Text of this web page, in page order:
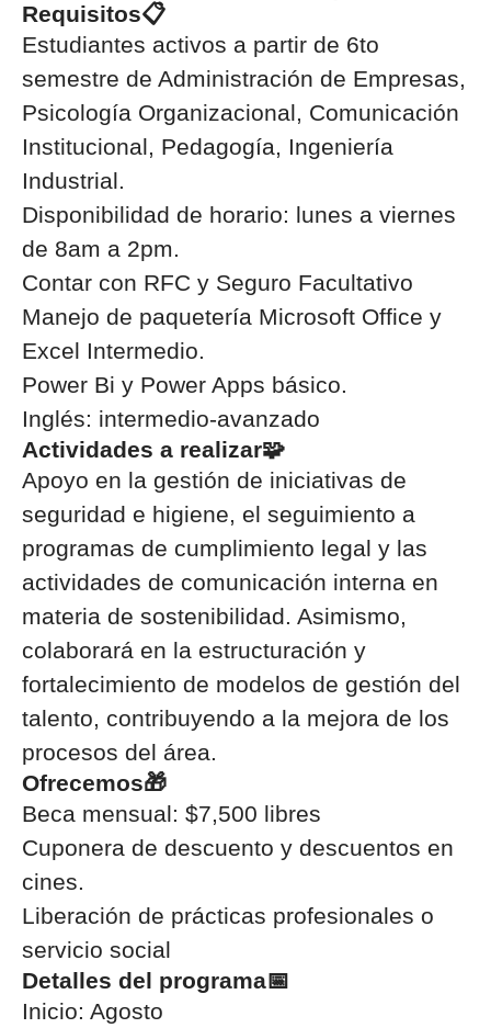
Requisitos📋
Estudiantes activos a partir de 6to
semestre de Administración de Empresas,
Psicología Organizacional, Comunicación
Institucional, Pedagogía, Ingeniería
Industrial.
Disponibilidad de horario: lunes a viernes
de 8am a 2pm.
Contar con RFC y Seguro Facultativo
Manejo de paquetería Microsoft Office y
Excel Intermedio.
Power Bi y Power Apps básico.
Inglés: intermedio-avanzado
Actividades a realizar🧩
Apoyo en la gestión de iniciativas de
seguridad e higiene, el seguimiento a
programas de cumplimiento legal y las
actividades de comunicación interna en
materia de sostenibilidad. Asimismo,
colaborará en la estructuración y
fortalecimiento de modelos de gestión del
talento, contribuyendo a la mejora de los
procesos del área.
Ofrecemos🎁
Beca mensual: $7,500 libres
Cuponera de descuento y descuentos en
cines.
Liberación de prácticas profesionales o
servicio social
Detalles del programa📅
Inicio: Agosto